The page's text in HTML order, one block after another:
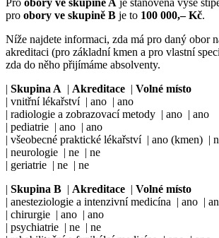
pro obory ve skupině B je to 100 000,– Kč.
Níže najdete informaci, zda má pro daný obor
akreditaci (pro základní kmen a pro vlastní
zda do něho přijímáme absolventy.
| Skupina A | Akreditace | Volné místo
| vnitřní lékařství | ano | ano
| radiologie a zobrazovací metody | ano | ano
| pediatrie | ano | ano
| všeobecné praktické lékařství | ano (kmen) |
| neurologie | ne | ne
| geriatrie | ne | ne
| Skupina B | Akreditace | Volné místo
| anesteziologie a intenzivní medicína | ano |
| chirurgie | ano | ano
| psychiatrie | ne | ne